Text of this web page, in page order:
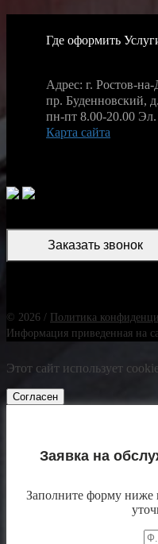
Где оформить
Адрес: г. Ростов-на-
пр. Буденновский,
пн-пт 8.00-20.00 Эл.
Карта сайта
Заказать звонок
© 2026 / Политика
Информация приведенная на
Этот сайт использует
Согласен
Заявка на
Заполните форму ниже